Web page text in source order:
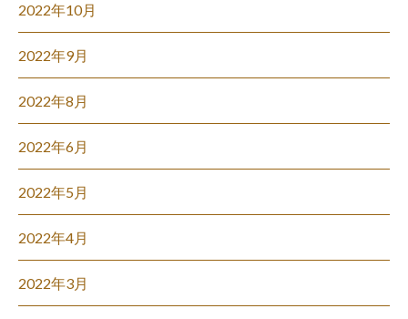
2022年10月
2022年9月
2022年8月
2022年6月
2022年5月
2022年4月
2022年3月